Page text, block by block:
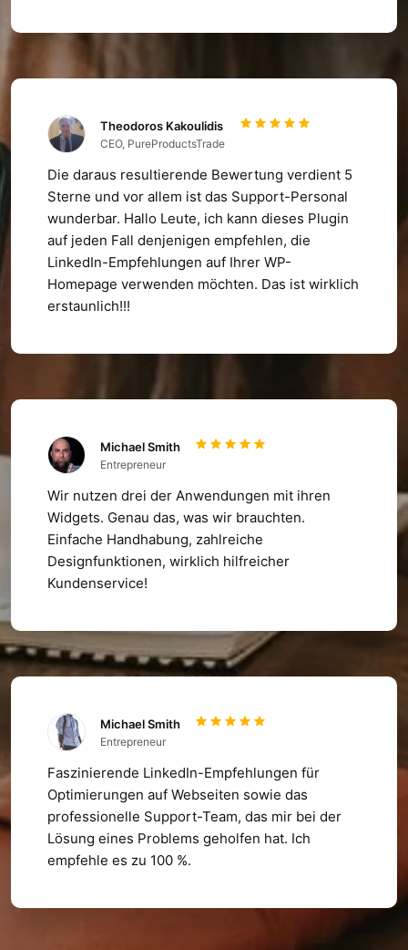
Theodoros Kakoulidis
CEO, PureProductsTrade
Die daraus resultierende Bewertung verdient 5
Sterne und vor allem ist das Support-Personal
wunderbar. Hallo Leute, ich kann dieses Plugin
auf jeden Fall denjenigen empfehlen, die
LinkedIn-Empfehlungen auf Ihrer WP-
Homepage verwenden möchten. Das ist wirklich
erstaunlich!!!
Michael Smith
Entrepreneur
Wir nutzen drei der Anwendungen mit ihren
Widgets. Genau das, was wir brauchten.
Einfache Handhabung, zahlreiche
Designfunktionen, wirklich hilfreicher
Kundenservice!
Michael Smith
Entrepreneur
Faszinierende LinkedIn-Empfehlungen für
Optimierungen auf Webseiten sowie das
professionelle Support-Team, das mir bei der
Lösung eines Problems geholfen hat. Ich
empfehle es zu 100 %.